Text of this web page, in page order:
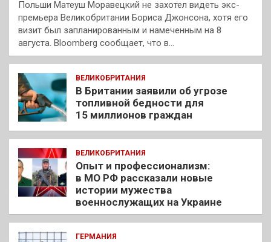
Польши Матеуш Моравецкий не захотел видеть экс-
премьера Великобритании Бориса Джонсона, хотя его
визит был запланированным и намеченным на 8
августа. Bloomberg сообщает, что в…
ВЕЛИКОБРИТАНИЯ
В Британии заявили об угрозе
топливной бедности для
15 миллионов граждан
ВЕЛИКОБРИТАНИЯ
Опыт и профессионализм:
в МО РФ рассказали новые
истории мужества
военнослужащих на Украине
ГЕРМАНИЯ